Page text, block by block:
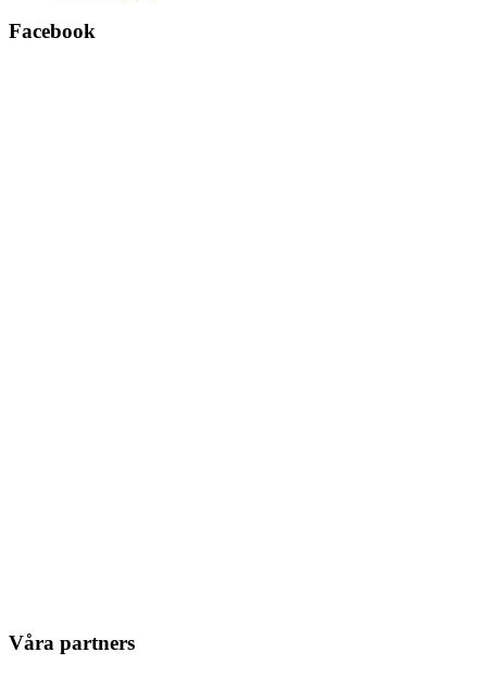
Facebook
Våra partners